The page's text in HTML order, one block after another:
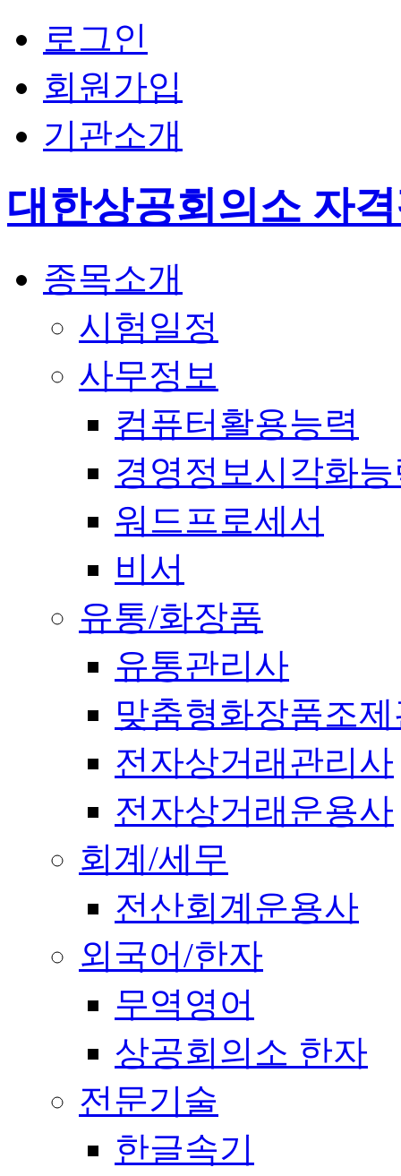
로그인
회원가입
기관소개
대한상공회의소 자
종목소개
시험일정
사무정보
컴퓨터활용능력
경영정보시각화
워드프로세서
비서
유통/화장품
유통관리사
맞춤형화장품조
전자상거래관리사
전자상거래운용사
회계/세무
전산회계운용사
외국어/한자
무역영어
상공회의소 한자
전문기술
한글속기